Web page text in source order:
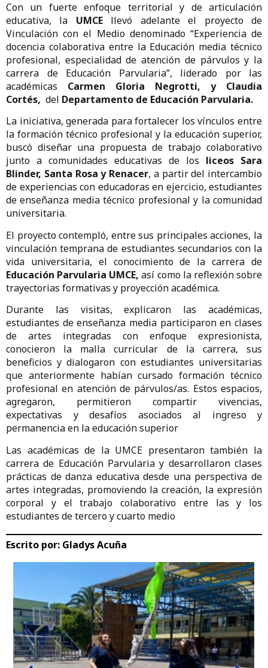
Con un fuerte enfoque territorial y de articulación
educativa, la UMCEllevó adelante el proyecto de
Vinculación con el Medio denominado “Experiencia de
docencia colaborativa entre la Educación media técnico
profesional, especialidad de atención de párvulos y la
carrera de Educación Parvularia”, liderado por las
académicas Carmen Gloria Negrotti, y Claudia
Cortés, del Departamento de Educación Parvularia.
La iniciativa, generada para fortalecer los vínculos entre
la formación técnico profesional y la educación superior,
buscó diseñar una propuesta de trabajo colaborativo
junto a comunidades educativas de los liceos Sara
Blinder, Santa Rosa y Renacer, a partir del intercambio
de experiencias con educadoras en ejercicio, estudiantes
de enseñanza media técnico profesional y la comunidad
universitaria.
El proyecto contempló, entre sus principales acciones, la
vinculación temprana de estudiantes secundarios con la
vida universitaria, el conocimiento de la carrera de
Educación Parvularia UMCE,así como la reflexión sobre
trayectorias formativas y proyección académica.
Durante las visitas, explicaron las académicas,
estudiantes de enseñanza media participaron en clases
de artes integradas con enfoque expresionista,
conocieron la malla curricular de la carrera, sus
beneficios y dialogaron con estudiantes universitarias
que anteriormente habían cursado formación técnico
profesional en atención de párvulos/as. Estos espacios,
agregaron, permitieron compartir vivencias,
expectativas y desafíos asociados al ingreso y
permanencia en la educación superior
Las académicas de la UMCE presentaron también la
carrera de Educación Parvularia y desarrollaron clases
prácticas de danza educativa desde una perspectiva de
artes integradas, promoviendo la creación, la expresión
corporal y el trabajo colaborativo entre las y los
estudiantes de tercero y cuarto medio
Escrito por: Gladys Acuña